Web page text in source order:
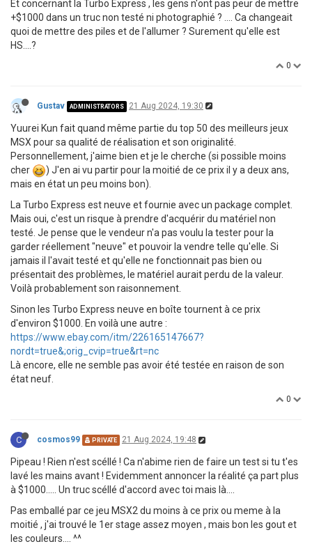
Et concernant la Turbo Express , les gens n'ont pas peur de mettre
+$1000 dans un truc non testé ni photographié ? .... Ca changeait
quoi de mettre des piles et de l'allumer ? Surement qu'elle est
HS....?
0
Gustav ADMINISTRATORS 21 Aug 2024, 19:30
Yuurei Kun fait quand même partie du top 50 des meilleurs jeux
MSX pour sa qualité de réalisation et son originalité.
Personnellement, j'aime bien et je le cherche (si possible moins
cher
) J'en ai vu partir pour la moitié de ce prix il y a deux ans,
mais en état un peu moins bon).
La Turbo Express est neuve et fournie avec un package complet.
Mais oui, c'est un risque à prendre d'acquérir du matériel non
testé. Je pense que le vendeur n'a pas voulu la tester pour la
garder réellement "neuve" et pouvoir la vendre telle qu'elle. Si
jamais il l'avait testé et qu'elle ne fonctionnait pas bien ou
présentait des problèmes, le matériel aurait perdu de la valeur.
Voilà probablement son raisonnement.
Sinon les Turbo Express neuve en boîte tournent à ce prix
d'environ $1000. En voilà une autre :
https://www.ebay.com/itm/226165147667?
nordt=true&;orig_cvip=true&rt=nc
Là encore, elle ne semble pas avoir été testée en raison de son
état neuf.
0
C cosmos99 PRIVATE 21 Aug 2024, 19:48
Pipeau ! Rien n'est scéllé ! Ca n'abime rien de faire un test si tu t'es
lavé les mains avant ! Evidemment annoncer la réalité ça part plus
à $1000..... Un truc scéllé d'accord avec toi mais là....
Pas emballé par ce jeu MSX2 du moins à ce prix ou meme à la
moitié , j'ai trouvé le 1er stage assez moyen , mais bon les gout et
les couleurs.... ^^